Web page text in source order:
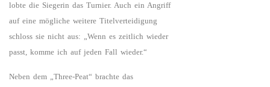
lobte die Siegerin das Turnier. Auch ein Angriff
auf eine mögliche weitere Titelverteidigung
schloss sie nicht aus: „Wenn es zeitlich wieder
passt, komme ich auf jeden Fall wieder.“
Neben dem „Three-Peat“ brachte das